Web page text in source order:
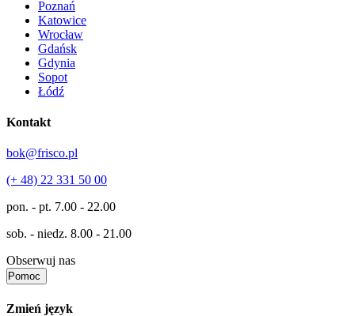
Poznań
Katowice
Wrocław
Gdańsk
Gdynia
Sopot
Łódź
Kontakt
bok@frisco.pl
(+ 48) 22 331 50 00
pon. - pt. 7.00 - 22.00
sob. - niedz. 8.00 - 21.00
Obserwuj nas
Pomoc
Zmień język